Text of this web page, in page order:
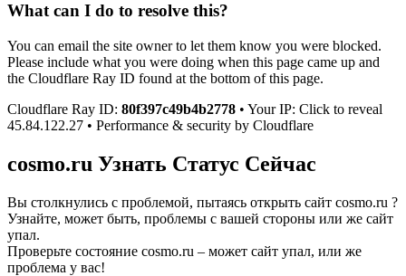
What can I do to resolve this?
You can email the site owner to let them know you were blocked.
Please include what you were doing when this page came up and
the Cloudflare Ray ID found at the bottom of this page.
Cloudflare Ray ID: 80f397c49b4b2778 • Your IP: Click to reveal
45.84.122.27 • Performance & security by Cloudflare
cosmo.ru Узнать Статус Сейчас
Вы столкнулись с проблемой, пытаясь открыть сайт cosmo.ru ?
Узнайте, может быть, проблемы с вашей стороны или же сайт
упал.
Проверьте состояние cosmo.ru – может сайт упал, или же
проблема у вас!